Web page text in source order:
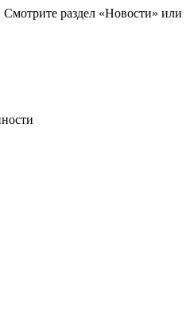
раздел «Новости» или